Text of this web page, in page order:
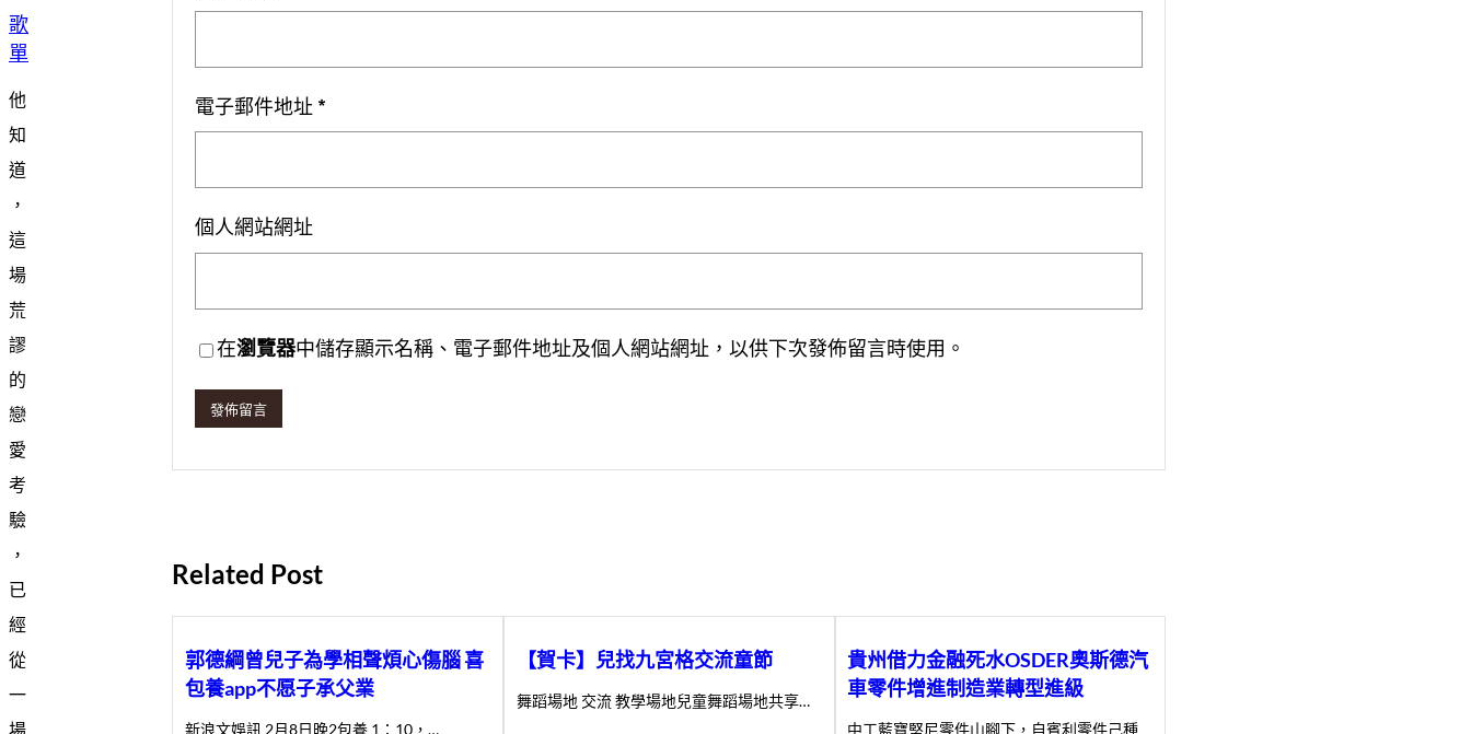
歌
單
他
知
道
，
這
場
荒
謬
的
戀
愛
考
驗
，
已
經
從
一
場
電子郵件地址 *
個人網站網址
在瀏覽器中儲存顯示名稱、電子郵件地址及個人網站網址，以供下次發佈留言時使用。
Related Post
郭德綱曾兒子為學相聲煩心傷腦 喜
包養app不愿子承父業
新浪文娛訊 2月8日晚2包養 1：10，…
【賀卡】兒找九宮格交流童節
舞蹈場地 交流 教學場地兒童舞蹈場地共享…
貴州借力金融死水OSDER奧斯德汽
車零件增進制造業轉型進級
中工藍寶堅尼零件山腳下，自賓利零件己種